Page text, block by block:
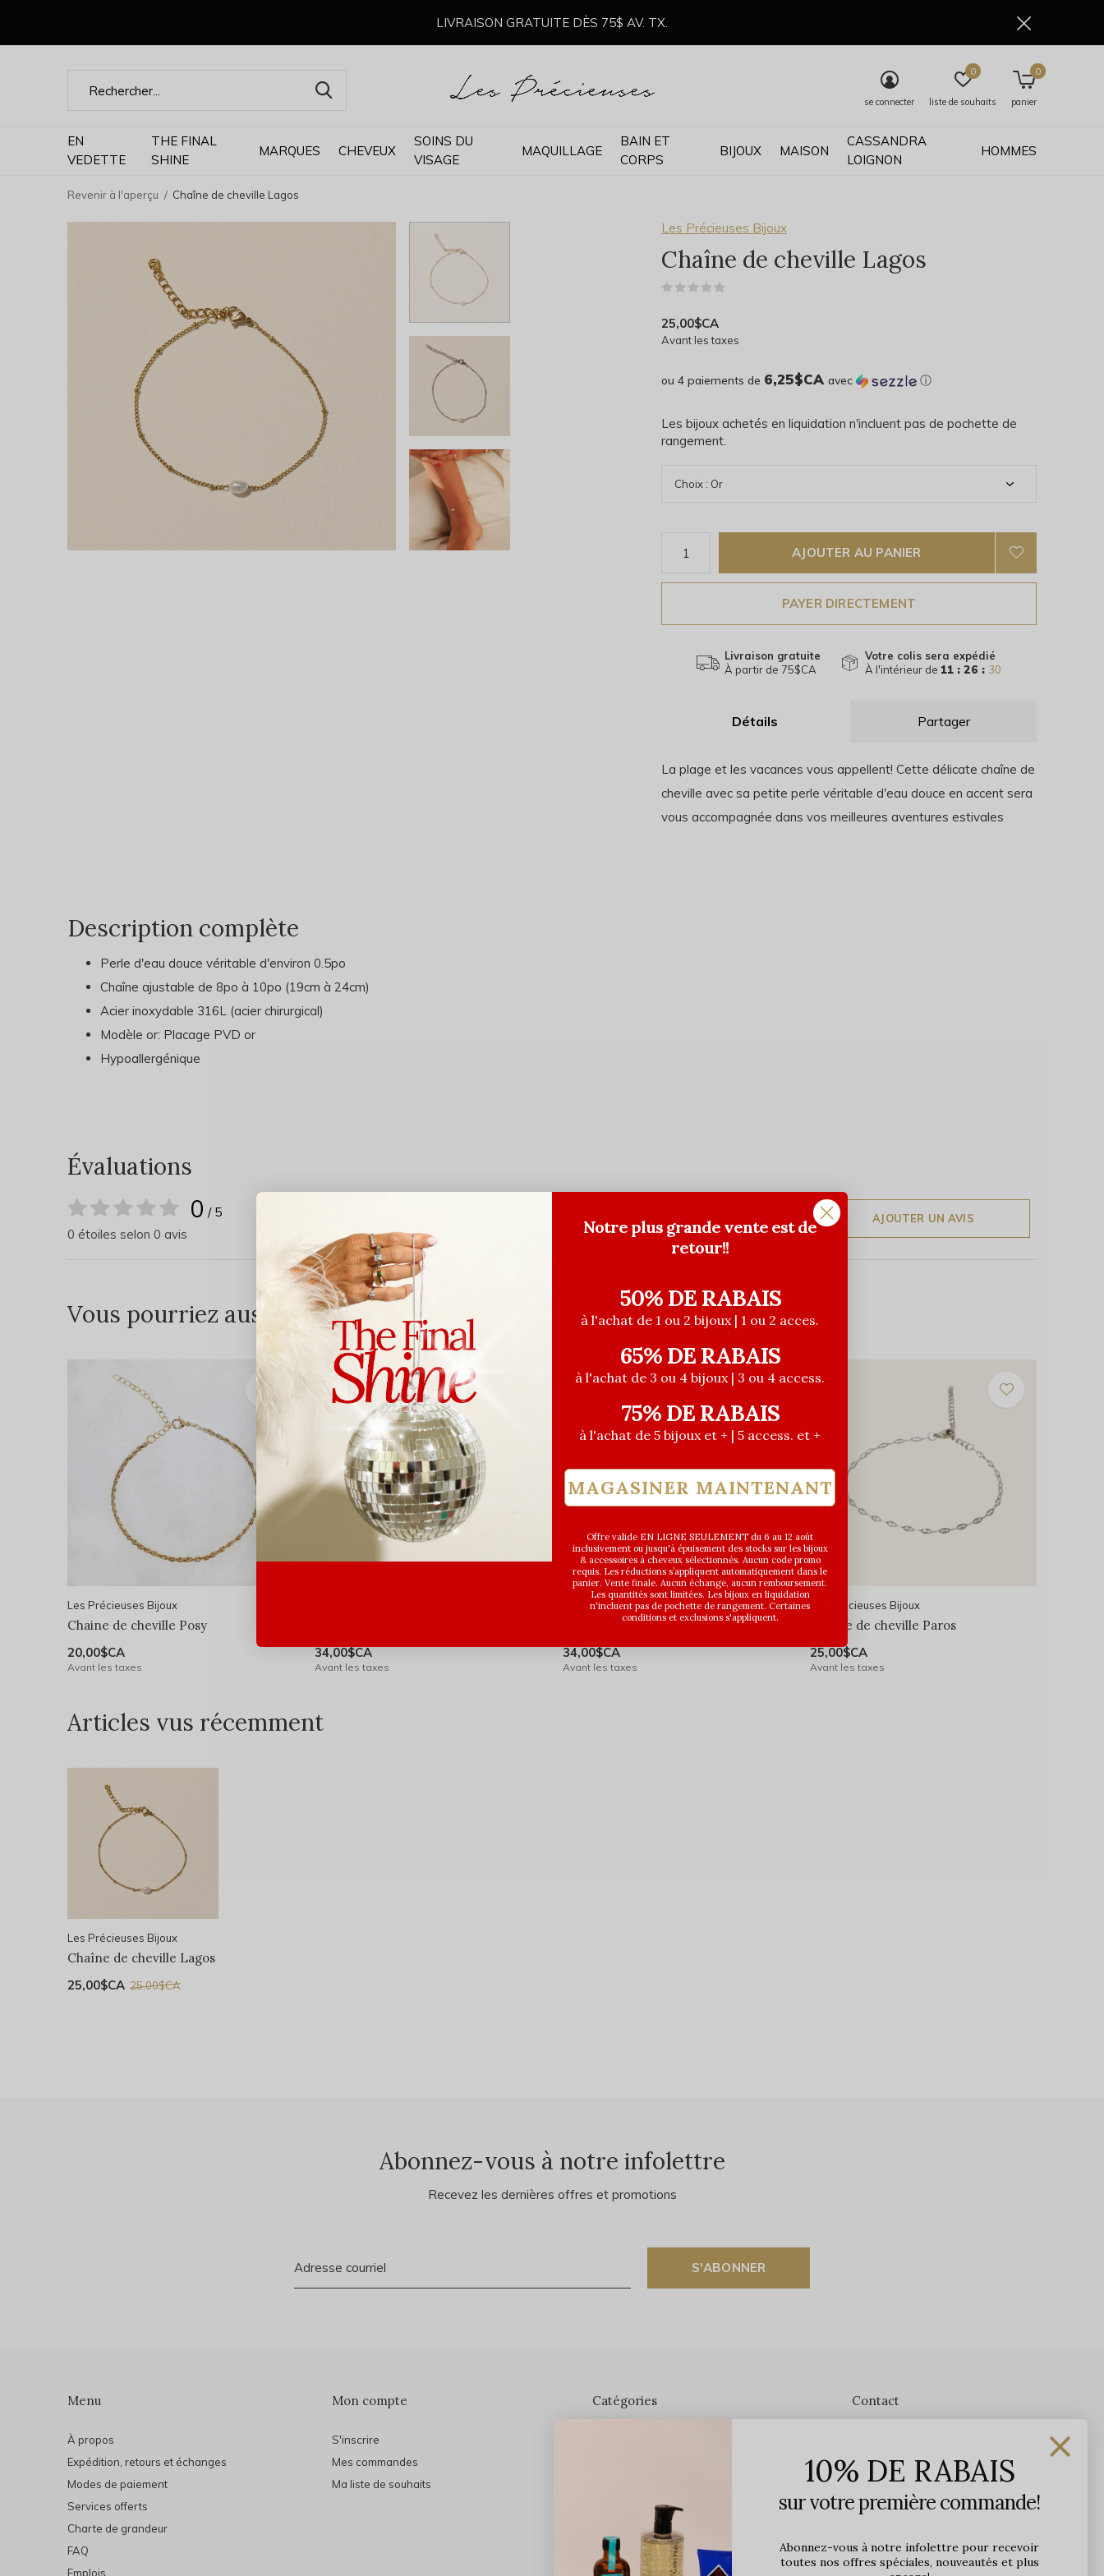
EN
VEDETTE
THE FINAL
SHINE
MARQUES CHEVEUX
SOINS DU
VISAGE
MAQUILLAGE
BAIN ET
CORPS
BIJOUX MAISON
CASSANDRA
LOIGNON
HOMMES
se connecter liste de souhaits
0
panier
0
LIVRAISON GRATUITE DÈS 75$ AV. TX.
Revenir à l'aperçu Chaîne de cheville Lagos
Les Précieuses Bijoux
Chaîne de cheville Lagos
25,00$CA
Avant les taxes
ou 4 paiements de 6,25$CA avec ⓘ
Les bijoux achetés en liquidation n'incluent pas de pochette de
rangement.
AJOUTER AU PANIER
PAYER DIRECTEMENT
Livraison gratuite
À partir de 75$CA
Votre colis sera expédié
À l'intérieur de 11 : 26 : 30
Détails Partager
La plage et les vacances vous appellent! Cette délicate chaîne de
cheville avec sa petite perle véritable d'eau douce en accent sera
vous accompagnée dans vos meilleures aventures estivales
Description complète
Perle d'eau douce véritable d'environ 0.5po
Chaîne ajustable de 8po à 10po (19cm à 24cm)
Acier inoxydable 316L (acier chirurgical)
Modèle or: Placage PVD or
Hypoallergénique
Évaluations
0 / 5
0 étoiles selon 0 avis
AJOUTER UN AVIS
Vous pourriez aussi aimer...
Les Précieuses Bijoux
Chaine de cheville Posy
20,00$CA
Avant les taxes
34,00$CA
Avant les taxes
Les Précieuses Bijoux
Boucles d'oreilles Bilbao - Or
34,00$CA
Avant les taxes
Les Précieuses Bijoux
Chaîne de cheville Paros
25,00$CA
Avant les taxes
Articles vus récemment
Les Précieuses Bijoux
Chaîne de cheville Lagos
25,00$CA 25,00$CA
Abonnez-vous à notre infolettre
Recevez les dernières offres et promotions
S'ABONNER
Menu
À propos
Expédition, retours et échanges
Modes de paiement
Services offerts
Charte de grandeur
FAQ
Emplois
Mon compte
S'inscrire
Mes commandes
Ma liste de souhaits
Catégories
Soins du visage
Maquillage
Bain et Corps
Contact
1650 avenue Jules-Verne, Local 103
G2G 2R1, Québec, Canada
Lundi: 9h - 17h
Mardi: 9h - 17h
10% DE RABAIS
sur votre première commande!
Abonnez-vous à notre infolettre pour recevoir
toutes nos offres spéciales, nouveautés et plus
Notre plus grande vente est de
retour!!
50% DE RABAIS
à l'achat de 1 ou 2 bijoux | 1 ou 2 acces.
65% DE RABAIS
à l'achat de 3 ou 4 bijoux | 3 ou 4 access.
75% DE RABAIS
à l'achat de 5 bijoux et + | 5 access. et +
MAGASINER MAINTENANT
Offre valide EN LIGNE SEULEMENT du 6 au 12 août
inclusivement ou jusqu'à épuisement des stocks sur les bijoux
& accessoires à cheveux sélectionnés. Aucun code promo
requis. Les réductions s’appliquent automatiquement dans le
panier. Vente finale. Aucun échange, aucun remboursement.
Les quantités sont limitées. Les bijoux en liquidation
n'incluent pas de pochette de rangement. Certaines
conditions et exclusions s'appliquent.